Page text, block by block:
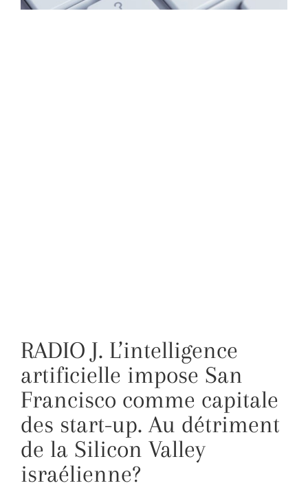
RADIO J. L’intelligence
artificielle impose San
Francisco comme capitale
des start-up. Au détriment
de la Silicon Valley
israélienne?